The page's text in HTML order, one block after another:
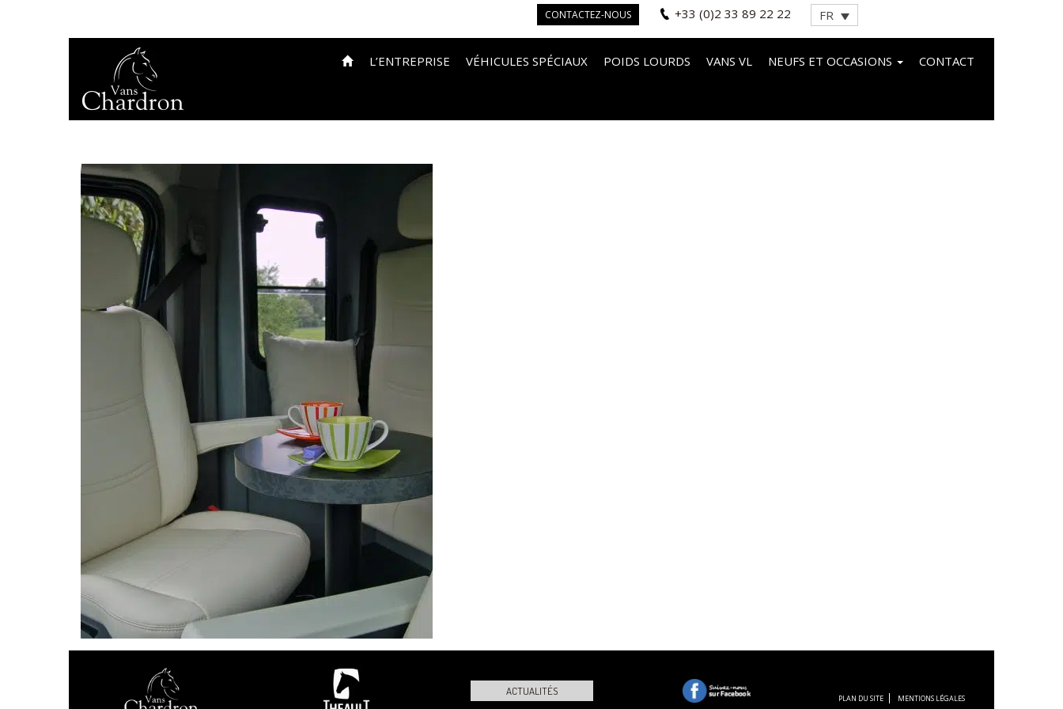
CONTACTEZ-NOUS +33 (0)2 33 89 22 22 FR
L’ENTREPRISE VÉHICULES SPÉCIAUX POIDS LOURDS VANS VL NEUFS ET OCCASIONS CONTACT
ACTUALITÉS
PLAN DU SITE MENTIONS LÉGALES